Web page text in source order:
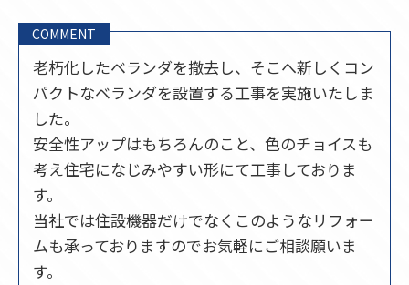
COMMENT
老朽化したベランダを撤去し、そこへ新しくコン
パクトなベランダを設置する工事を実施いたしま
した。
安全性アップはもちろんのこと、色のチョイスも
考え住宅になじみやすい形にて工事しておりま
す。
当社では住設機器だけでなくこのようなリフォー
ムも承っておりますのでお気軽にご相談願いま
す。